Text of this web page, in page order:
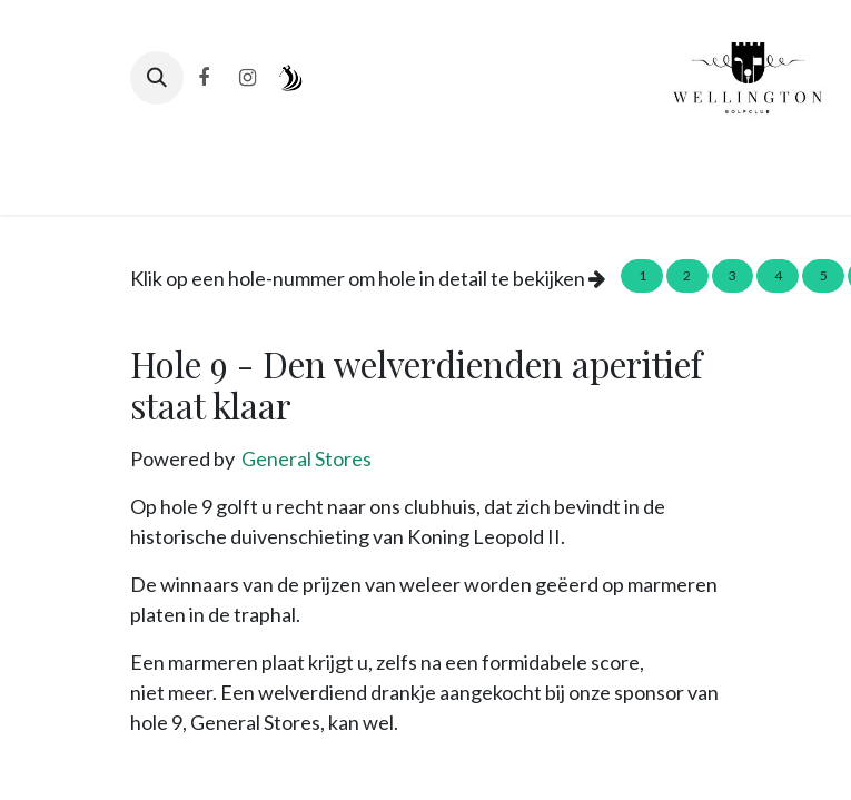
Klik op een hole-nummer om hole in detail te bekijken 1 2 3 4 5
Hole 9 - Den welverdienden aperitief
staat klaar
Powered by General Stores
Op hole 9 golft u recht naar ons clubhuis, dat zich bevindt in de
historische duivenschieting van Koning Leopold II.
De winnaars van de prijzen van weleer worden geëerd op marmeren
platen in de traphal.
Een marmeren plaat krijgt u, zelfs na een formidabele score,
niet meer. Een welverdiend drankje aangekocht bij onze sponsor van
hole 9, General Stores, kan wel.